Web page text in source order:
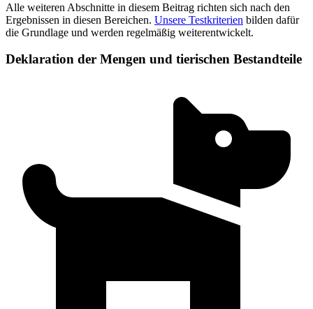
Alle weiteren Abschnitte in diesem Beitrag richten sich nach den
Ergebnissen in diesen Bereichen. Unsere Testkriterien bilden dafür
die Grundlage und werden regelmäßig weiterentwickelt.
Deklaration der Mengen und tierischen Bestandteile